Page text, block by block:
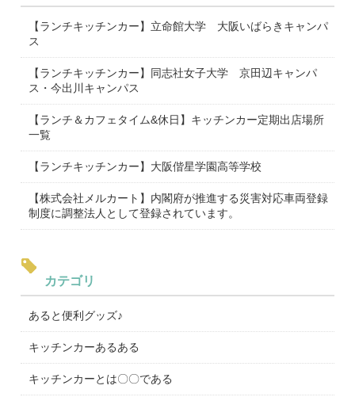
【ランチキッチンカー】立命館大学 大阪いばらきキャンパ
ス
【ランチキッチンカー】同志社女子大学 京田辺キャンパ
ス・今出川キャンパス
【ランチ＆カフェタイム&休日】キッチンカー定期出店場所
一覧
【ランチキッチンカー】大阪偕星学園高等学校
【株式会社メルカート】内閣府が推進する災害対応車両登録
制度に調整法人として登録されています。
カテゴリ
あると便利グッズ♪
キッチンカーあるある
キッチンカーとは〇〇である